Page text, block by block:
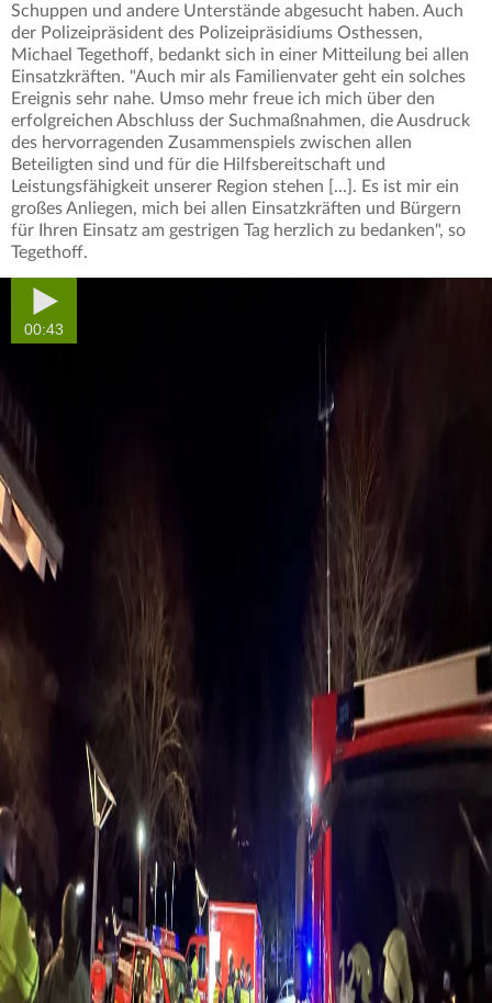
Schuppen und andere Unterstände abgesucht haben. Auch
der Polizeipräsident des Polizeipräsidiums Osthessen,
Michael Tegethoff, bedankt sich in einer Mitteilung bei allen
Einsatzkräften. "Auch mir als Familienvater geht ein solches
Ereignis sehr nahe. Umso mehr freue ich mich über den
erfolgreichen Abschluss der Suchmaßnahmen, die Ausdruck
des hervorragenden Zusammenspiels zwischen allen
Beteiligten sind und für die Hilfsbereitschaft und
Leistungsfähigkeit unserer Region stehen [...]. Es ist mir ein
großes Anliegen, mich bei allen Einsatzkräften und Bürgern
für Ihren Einsatz am gestrigen Tag herzlich zu bedanken", so
Tegethoff.
00:43